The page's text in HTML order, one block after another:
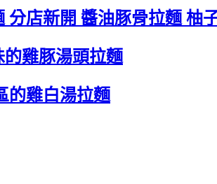
店新開 醬油豚骨拉麵 柚
雞豚湯頭拉麵
的雞白湯拉麵